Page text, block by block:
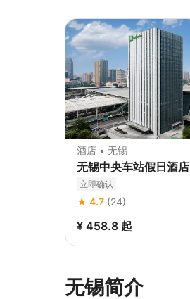
酒店 • 无锡
无锡中央车站假日酒店
立即确认
★ 4.7 (24)
¥ 458.8 起
无锡简介